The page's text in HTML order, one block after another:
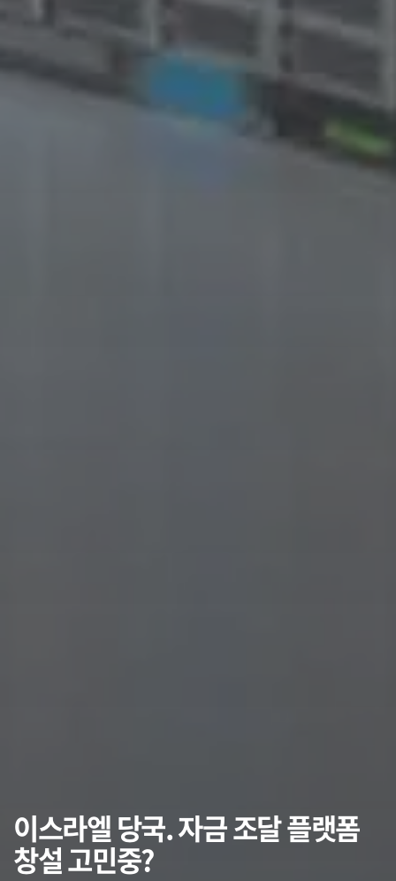
이스라엘 당국. 자금 조달 플랫폼
창설 고민중?